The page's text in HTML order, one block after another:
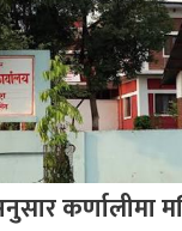
कर्णालीमा